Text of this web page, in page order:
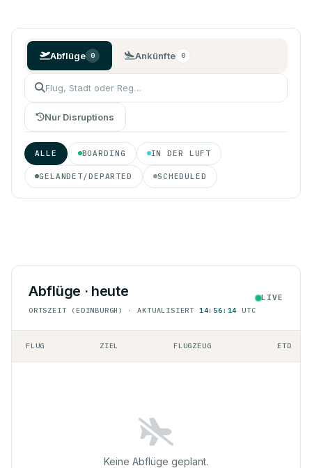
Abflüge 0 Ankünfte 0
Nur Disruptions
ALLE BOARDING IN DER LUFT
GELANDET/DEPARTED SCHEDULED
Abflüge · heute
ORTSZEIT (EDINBURGH) · AKTUALISIERT 14:56:14 UTC
LIVE
FLUG ZIEL FLUGZEUG ETD
Keine Abflüge geplant.